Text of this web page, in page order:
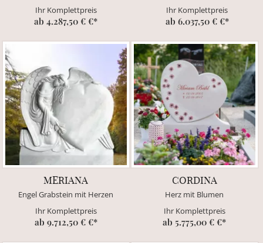
Ihr Komplettpreis
ab 4.287,50 € €*
Ihr Komplettpreis
ab 6.037,50 € €*
MERIANA
Engel Grabstein mit Herzen
Ihr Komplettpreis
ab 9.712,50 € €*
CORDINA
Herz mit Blumen
Ihr Komplettpreis
ab 5.775,00 € €*